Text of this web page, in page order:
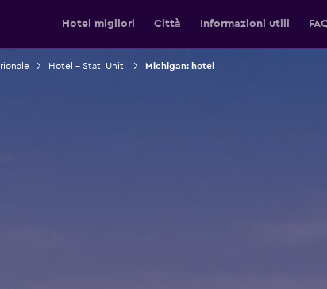
Hotel migliori Città Informazioni utili
Hotel - Stati Uniti Michigan: hotel